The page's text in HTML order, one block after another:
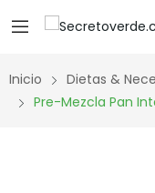
Inicio Dietas &
Pre-Mezcla Pan